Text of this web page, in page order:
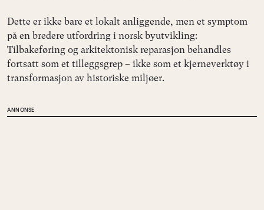
Dette er ikke bare et lokalt anliggende, men et symptom
på en bredere utfordring i norsk byutvikling:
Tilbakeføring og arkitektonisk reparasjon behandles
fortsatt som et tilleggsgrep – ikke som et kjerneverktøy i
transformasjon av historiske miljøer.
ANNONSE